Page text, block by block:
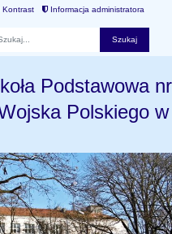
Kontrast Informacja administratora
Podstawowa
Polskiego